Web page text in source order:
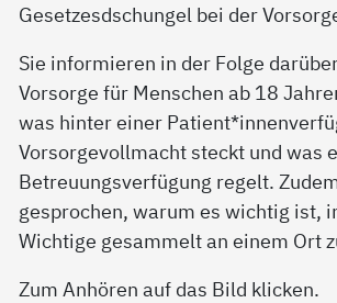
Gesetzesdschungel bei der
Sie informieren in der Folge
Vorsorge für Menschen ab 18
was hinter einer
Vorsorgevollmacht steckt und was
Betreuungsverfügung regelt.
gesprochen, warum es wichtig ist,
Wichtige gesammelt an einem Ort
Zum Anhören auf das Bild klicken.